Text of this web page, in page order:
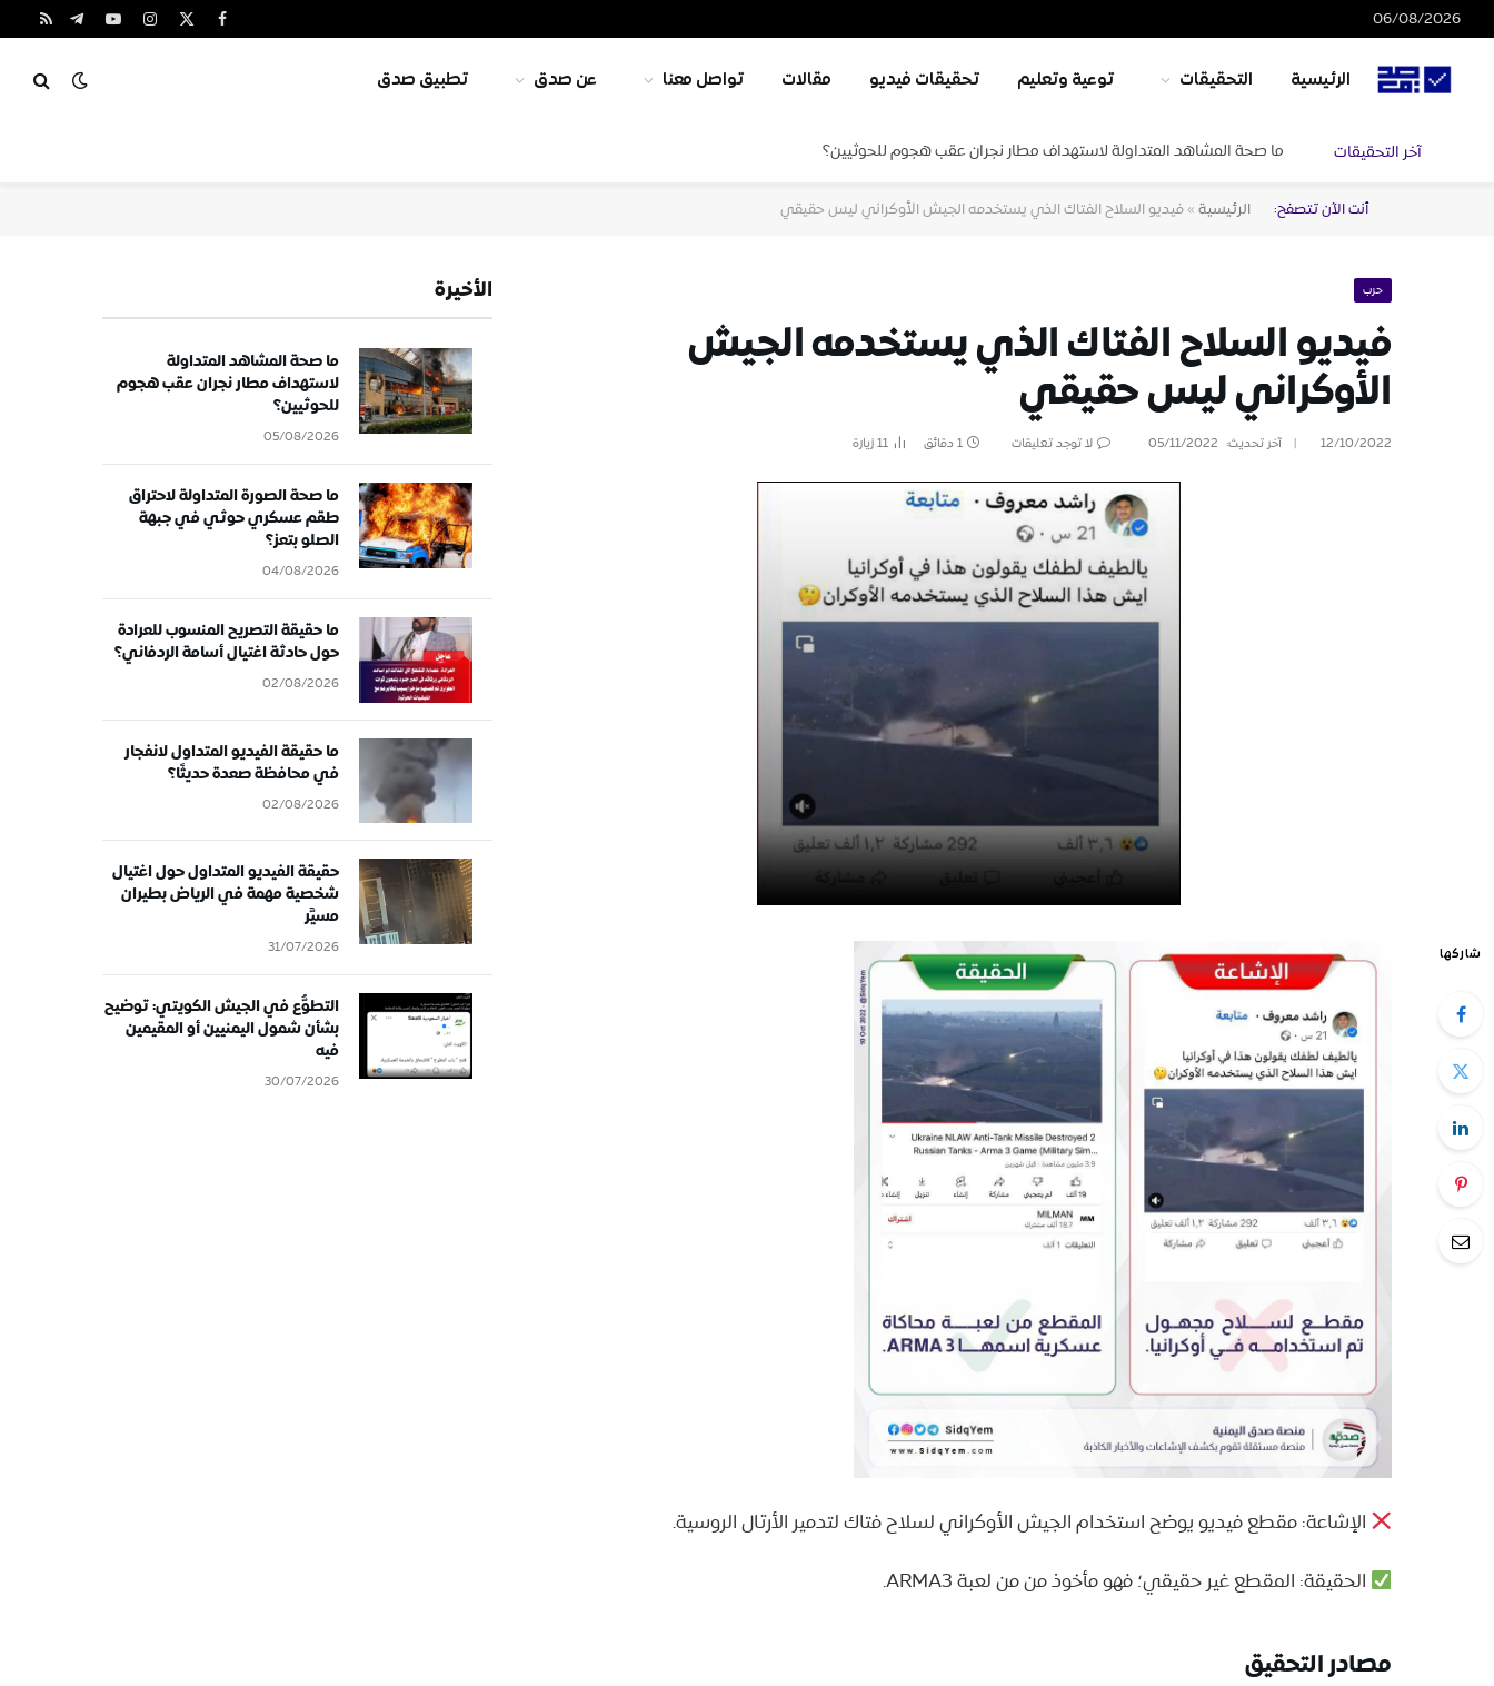
06/08/2026 فيسبوك
X
الانستغراميوتيوبتيلقرامRSS
الرئيسية التحقيقات توعية وتعليم تحقيقات فيديو مقالات تواصل معنا عن صدق تطبيق صدق
آخر التحقيقات ما صحة المشاهد المتداولة لاستهداف مطار نجران عقب هجوم للحوثيين؟
أنت الآن تتصفح: الرئيسية»فيديو السلاح الفتاك الذي يستخدمه الجيش الأوكراني ليس حقيقي
حرب
فيديو السلاح الفتاك الذي يستخدمه الجيش
الأوكراني ليس حقيقي
12/10/2022 آخر تحديث: 05/11/2022 لا توجد تعليقات 1 دقائق 11زيارة
شاركها
الإشاعة: مقطع فيديو يوضح استخدام الجيش الأوكراني لسلاح فتاك لتدمير الأرتال الروسية.
الحقيقة: المقطع غير حقيقي؛ فهو مأخوذ من من لعبة ARMA3.
مصادر التحقيق
الأخيرة
ما صحة المشاهد المتداولة
لاستهداف مطار نجران عقب هجوم
للحوثيين؟
05/08/2026
ما صحة الصورة المتداولة لاحتراق
طقم عسكري حوثي في جبهة
الصلو بتعز؟
04/08/2026
ما حقيقة التصريح المنسوب للعرادة
حول حادثة اغتيال أسامة الردفاني؟
02/08/2026
ما حقيقة الفيديو المتداول لانفجار
في محافظة صعدة حديثًا؟
02/08/2026
حقيقة الفيديو المتداول حول اغتيال
شخصية مهمة في الرياض بطيران
مسيَّر
31/07/2026
التطوُّع في الجيش الكويتي: توضيح
بشأن شمول اليمنيين أو المقيمين
فيه
30/07/2026